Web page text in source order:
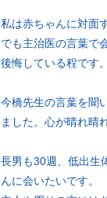
私は赤ちゃんに対面
でも主治医の言葉で
後悔している程です。
今橋先生の言葉を聞
ました。心が晴れ晴
長男も30週、低出生
んに会いたいです。